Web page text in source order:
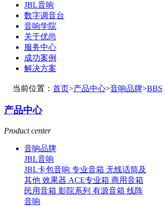
JBL音响
数字调音台
音响学院
关于优尚
服务中心
成功案例
解决方案
当前位置： 首页>产品中心>音响品牌>BBS
产品中心
Product center
音响品牌
JBL音响
JBL卡包音响 专业音箱 无线话筒及
其他 效果器 ACE专业箱 商用音箱
民用音箱 影院系列 有源音箱 线阵
音响